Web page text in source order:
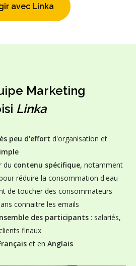
avec Linka
Marketing
Linka
peu d'effort d'organisation et
du contenu spécifique, notamment
réduire la consommation d'eau
de toucher des consommateurs
connaitre les emails
des participants : salariés,
finaux
et en Anglais